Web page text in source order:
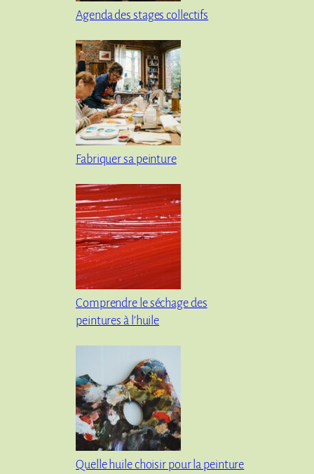
Agenda des stages collectifs
Fabriquer sa peinture
Comprendre le séchage des
peintures à l’huile
Quelle huile choisir pour la peinture